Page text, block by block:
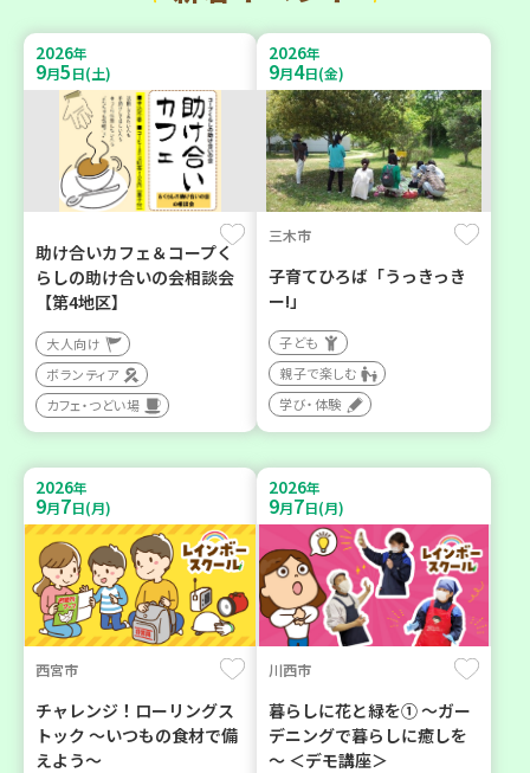
2026年
9月5日(土)
助け合いカフェ＆コープく
らしの助け合いの会相談会
【第4地区】
大人向け
ボランティア
カフェ・つどい場
2026年
9月4日(金)
三木市
子育てひろば「うっきっき
ー!」
子ども
親子で楽しむ
学び・体験
2026年
9月7日(月)
西宮市
チャレンジ！ローリングス
トック ～いつもの食材で備
えよう～
2026年
9月7日(月)
川西市
暮らしに花と緑を① ～ガー
デニングで暮らしに癒しを
～ ＜デモ講座＞